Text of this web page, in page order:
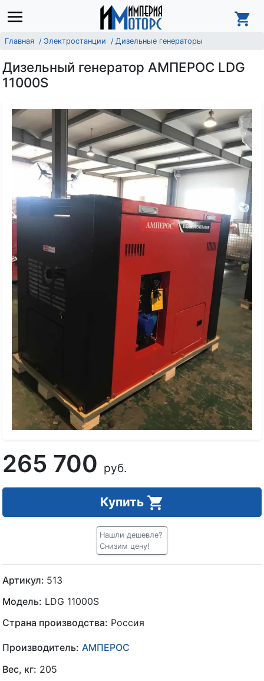
Главная Электростанции Дизельные генераторы
Дизельный генератор АМПЕРОС LDG
11000S
265 700 руб.
Купить
Нашли дешевле?
Снизим цену!
Артикул: 513
Модель: LDG 11000S
Страна производства: Россия
Производитель: АМПЕРОС
Вес, кг: 205